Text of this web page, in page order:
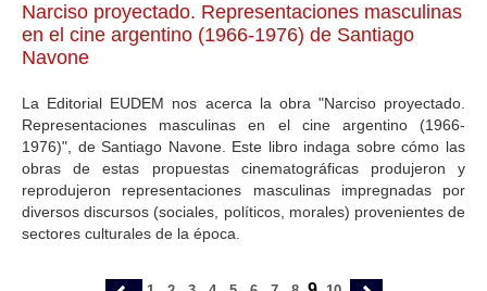
Narciso proyectado. Representaciones masculinas
en el cine argentino (1966-1976) de Santiago
Navone
La Editorial EUDEM nos acerca la obra "Narciso proyectado.
Representaciones masculinas en el cine argentino (1966-
1976)", de Santiago Navone. Este libro indaga sobre cómo las
obras de estas propuestas cinematográficas produjeron y
reprodujeron representaciones masculinas impregnadas por
diversos discursos (sociales, políticos, morales) provenientes de
sectores culturales de la época.